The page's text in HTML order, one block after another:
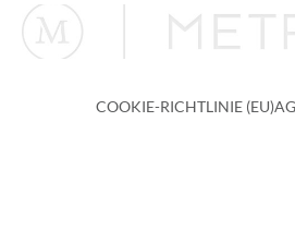
COOKIE-RICHTLINIE (EU)